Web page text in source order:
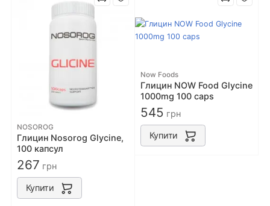
NOSOROG
Глицин Nosorog Glycine,
100 капсул
267 грн
Купити
Now Foods
Глицин NOW Food Glycine
1000mg 100 caps
545 грн
Купити